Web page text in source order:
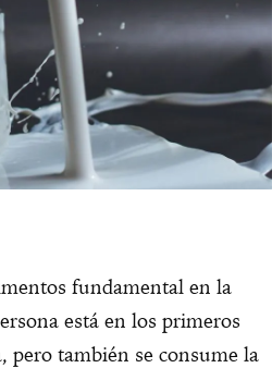
fundamental en la
está en los primeros
pero también se consume la